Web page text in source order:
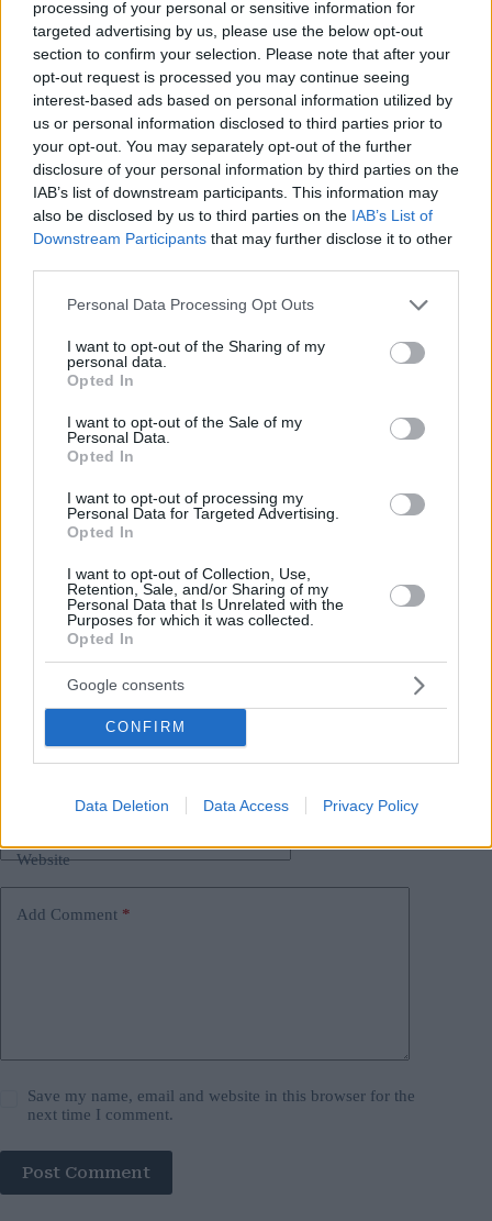
processing of your personal or sensitive information for
targeted advertising by us, please use the below opt-out
section to confirm your selection. Please note that after your
opt-out request is processed you may continue seeing
interest-based ads based on personal information utilized by
us or personal information disclosed to third parties prior to
your opt-out. You may separately opt-out of the further
disclosure of your personal information by third parties on the
IAB’s list of downstream participants. This information may
also be disclosed by us to third parties on the IAB’s List of
Downstream Participants that may further disclose it to other
Please note that this website/app uses one or more Google
not limited to your visit or usage behaviour. You may click to
grant or deny consent to Google and its third-party tags to
use your data for below specified purposes in below Google
consent section.
Personal Data Processing Opt Outs
I want to opt-out of the Sharing of my
personal data.
Opted In
I want to opt-out of the Sale of my
Personal Data.
Opted In
I want to opt-out of processing my
Personal Data for Targeted Advertising.
Opted In
I want to opt-out of Collection, Use,
Retention, Sale, and/or Sharing of my
Personal Data that Is Unrelated with the
Purposes for which it was collected.
Opted In
Google consents
CONFIRM
Data Deletion Data Access Privacy Policy
aver contribuito a porre fine alla Guerra Fredda e per aver
aiutato le democrazie nell’Europa centrale e orientale, si legge
nella nota.
Sapevi che la statua di ussaro più grande del mondo si
trova in Ungheria?
Foto! Guarda le mini statue segrete di Budapest!
La statua verrà inaugurata 30 anni dopo la caduta della
cortina di ferro, la riunificazione della Germania e
dell’Europa
trionfato la sua rotta
e quando “il popolo ungherese pose fine all’era oscura del
comunismo e intraprese la via della libertà”.
l’Ungheria sono fioriti” da allora, notando la loro alleanza
all’interno della NATO e come partner commerciali. Il
presidente Bush ha contribuito indelebilmente al
rinnovamento delle relazioni tra i due paesi, si legge nella
dichiarazione.
budapest #stati uniti #statua #turismo
Name*
Website
Add Comment *
Save my name, email and website in this browser for the
next time I comment.
Post Comment